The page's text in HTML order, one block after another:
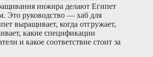
инжира делают Египет
Это руководство — хаб для
выращивает, когда отгружает,
какие спецификации
и какое соответствие стоит за